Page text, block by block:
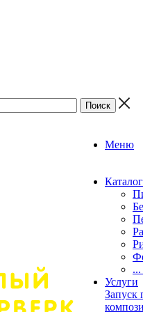
Меню
Каталог
Услуги
Запуск